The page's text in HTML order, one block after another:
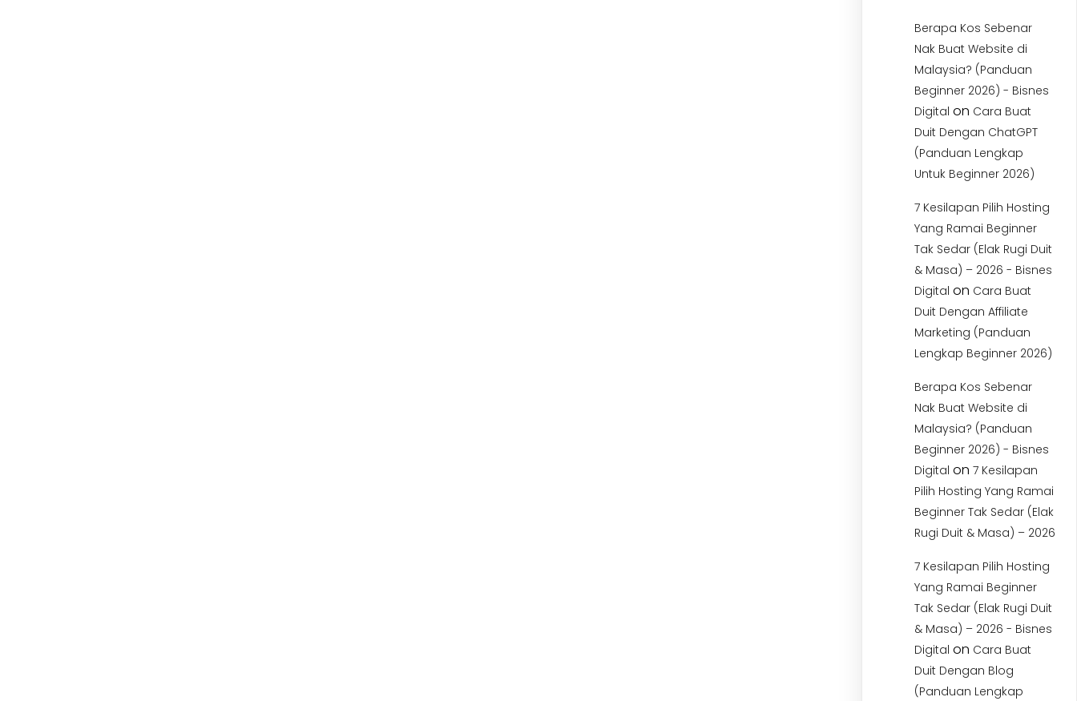
Berapa Kos Sebenar
Nak Buat Website di
Malaysia? (Panduan
Beginner 2026) - Bisnes
Digital on Cara Buat
Duit Dengan ChatGPT
(Panduan Lengkap
Untuk Beginner 2026)
7 Kesilapan Pilih Hosting
Yang Ramai Beginner
Tak Sedar (Elak Rugi Duit
& Masa) – 2026 - Bisnes
Digital on Cara Buat
Duit Dengan Affiliate
Marketing (Panduan
Lengkap Beginner 2026)
Berapa Kos Sebenar
Nak Buat Website di
Malaysia? (Panduan
Beginner 2026) - Bisnes
Digital on7 Kesilapan
Pilih Hosting Yang Ramai
Beginner Tak Sedar (Elak
Rugi Duit & Masa) – 2026
7 Kesilapan Pilih Hosting
Yang Ramai Beginner
Tak Sedar (Elak Rugi Duit
& Masa) – 2026 - Bisnes
Digital on Cara Buat
Duit Dengan Blog
(Panduan Lengkap